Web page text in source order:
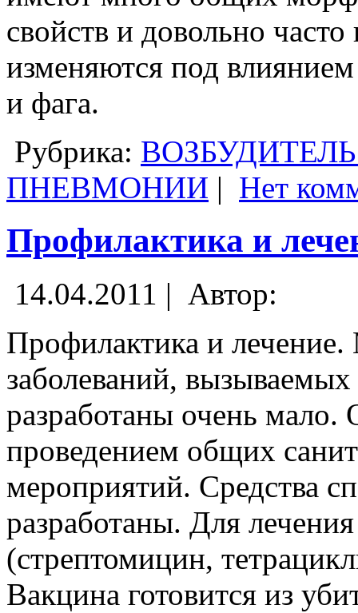
свойств и довольно
изменяются под
и фага.
Рубрика:
ПНЕВМОНИИ | Нет
Профилактика и
14.04.2011 | Автор:
Профилактика и
заболеваний,
разработаны очень мало.
проведением общих
мероприятий. Средства
разработаны. Для
(стрептомицин,
Вакцина готовится из